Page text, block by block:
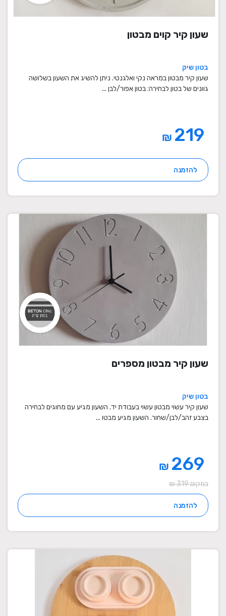
שעון קיר קוים מבטון
בטון שיק
שעון קיר מבטון במראה נקי ואלגנטי. ניתן להשיג את השעון בשלושה
גוונים של בטון לבחירה: בטון אפור/לבן ...
₪
להזמנה
שעון קיר מבטון מספרים
בטון שיק
שעון קיר עשוי מבטון עשוי בעבודת יד. השעון מגיע עם מחוגים לבחירה
בצבע זהב/לבן/שחור. השעון מגיע מבטו ...
₪
במקום 319 ₪
להזמנה